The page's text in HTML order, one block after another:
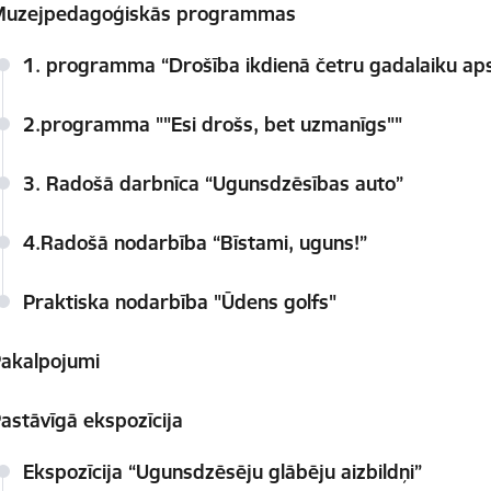
programmas
1. programma “Drošība ikdienā četru gadalaiku
2.programma ""Esi drošs, bet uzmanīgs""
3. Radošā darbnīca “Ugunsdzēsības auto”
4.Radošā nodarbība “Bīstami, uguns!”
Praktiska nodarbība "Ūdens golfs"
ekspozīcija
Ekspozīcija “Ugunsdzēsēju glābēju aizbildņi”